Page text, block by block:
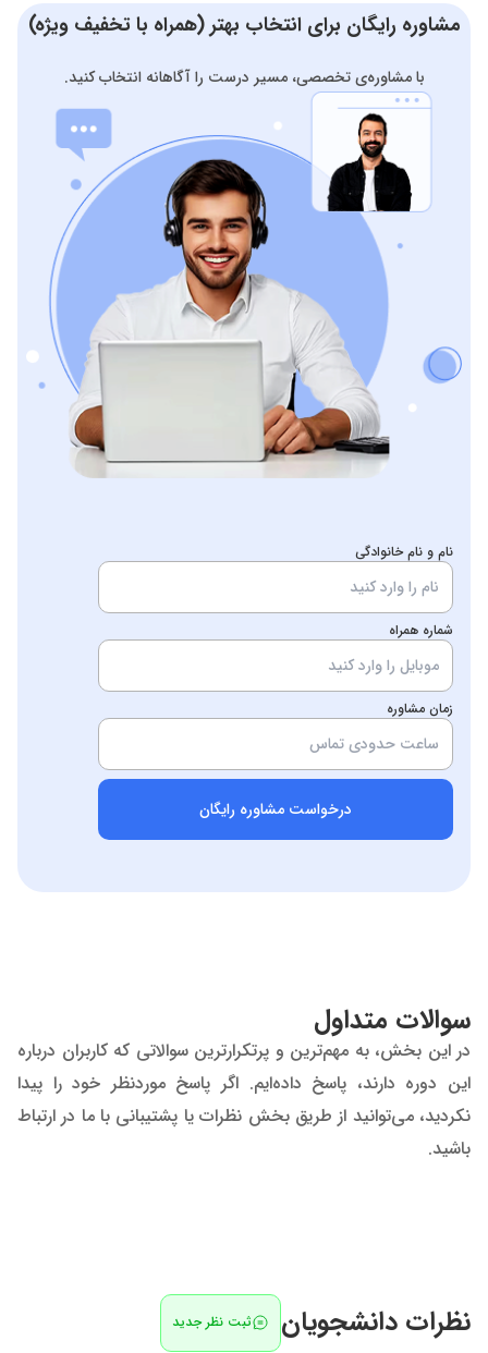
مشاوره رایگان برای انتخاب بهتر (همراه با تخفیف ویژه)
با مشاوره‌ی تخصصی، مسیر درست را آگاهانه انتخاب کنید.
نام و نام خانوادگی
شماره همراه
زمان مشاوره
درخواست مشاوره رایگان
سوالات متداول
در این بخش، به مهم‌ترین و پرتکرارترین سوالاتی که کاربران درباره
این دوره دارند، پاسخ داده‌ایم. اگر پاسخ موردنظر خود را پیدا
نکردید، می‌توانید از طریق بخش نظرات یا پشتیبانی با ما در ارتباط
باشید.
نظرات دانشجویان ثبت نظر جدید